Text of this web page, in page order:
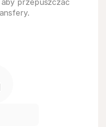
przepuszczać